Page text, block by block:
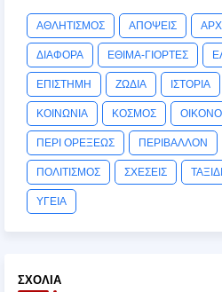
ΑΘΛΗΤΙΣΜΟΣ ΑΠΟΨΕΙΣ
ΔΙΑΦΟΡΑ ΕΘΙΜΑ-ΓΙΟΡΤΕΣ
ΕΠΙΣΤΗΜΗ ΖΩΔΙΑ ΙΣΤΟΡΙΑ
ΚΟΙΝΩΝΙΑ ΚΟΣΜΟΣ
ΠΕΡΙ ΟΡΕΞΕΩΣ ΠΕΡΙΒΑΛΛΟΝ
ΠΟΛΙΤΙΣΜΟΣ ΣΧΕΣΕΙΣ ΤΑΞΙΔΙ
ΥΓΕΙΑ
ΣΧΌΛΙΑ